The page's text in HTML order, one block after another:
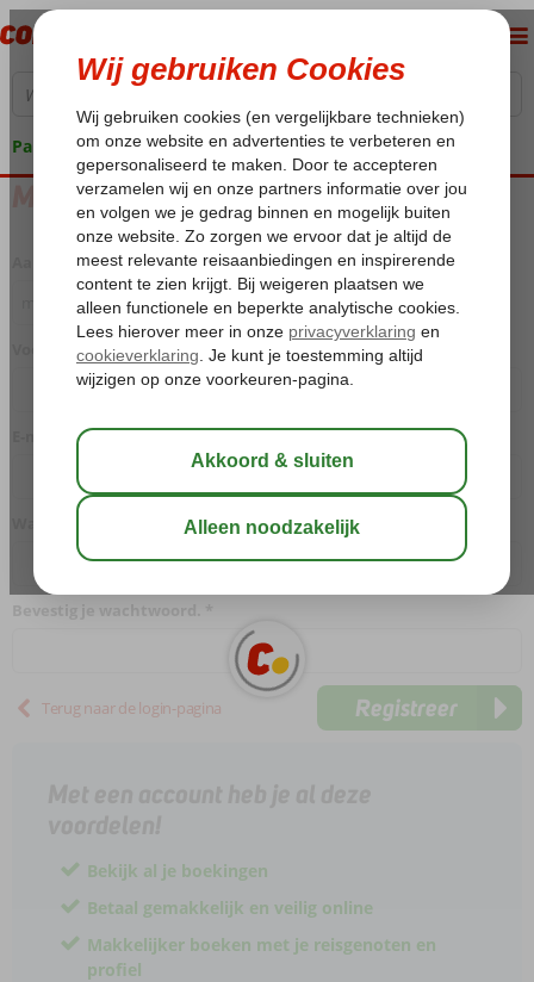
Pakketgarantie
Maak je Mijn Corendon account aan
Voornaam Achternaam
Bevestig je wachtwoord.
Terug naar de login-pagina Registreer
Bekijk al je boekingen
Betaal gemakkelijk en veilig online
Makkelijker boeken met je reisgenoten en
profiel